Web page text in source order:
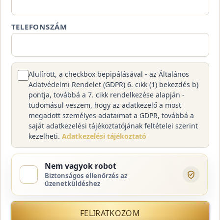
TELEFONSZÁM
Alulírott, a checkbox bepipálásával - az Általános
Adatvédelmi Rendelet (GDPR) 6. cikk (1) bekezdés b)
pontja, továbbá a 7. cikk rendelkezése alapján -
tudomásul veszem, hogy az adatkezelő a most
megadott személyes adataimat a GDPR, továbbá a
saját adatkezelési tájékoztatójának feltételei szerint
kezelheti. Adatkezelési tájékoztató
Nem vagyok robot
Biztonságos ellenőrzés az
üzenetküldéshez
FELIRATKOZOM